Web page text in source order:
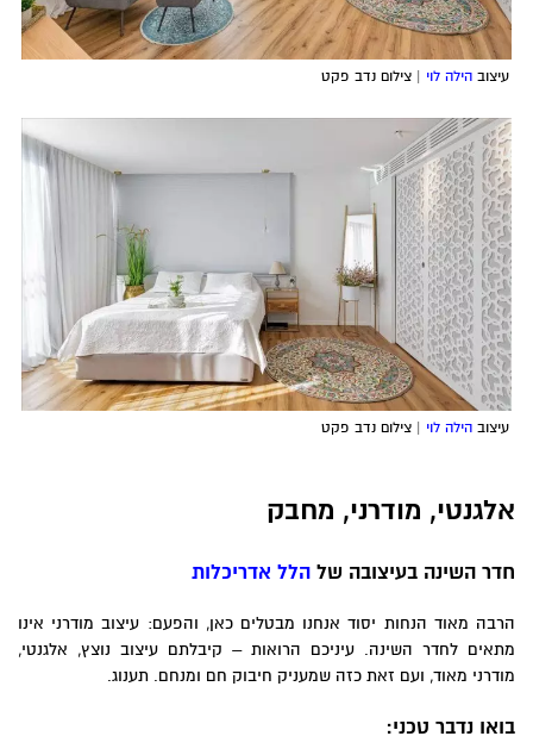
עיצוב הילה לוי | צילום נדב פקט
עיצוב הילה לוי | צילום נדב פקט
אלגנטי, מודרני, מחבק
חדר השינה בעיצובה של הלל אדריכלות
הרבה מאוד הנחות יסוד אנחנו מבטלים כאן, והפעם: עיצוב מודרני אינו
מתאים לחדר השינה. עיניכם הרואות – קיבלתם עיצוב נוצץ, אלגנטי,
מודרני מאוד, ועם זאת כזה שמעניק חיבוק חם ומנחם. תענוג.
בואו נדבר טכני: